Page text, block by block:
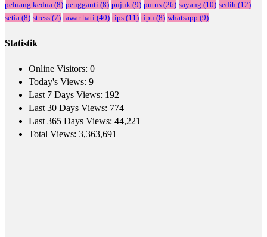
peluang kedua (8) pengganti (8) pujuk (9) putus (26) sayang (10) sedih (12)
setia (8) stress (7) tawar hati (40) tips (11) tipu (8) whatsapp (9)
Statistik
Online Visitors: 0
Today's Views: 9
Last 7 Days Views: 192
Last 30 Days Views: 774
Last 365 Days Views: 44,221
Total Views: 3,363,691